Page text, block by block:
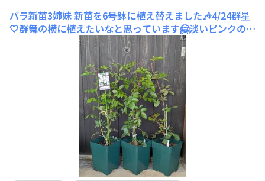
バラ新苗3姉妹新苗を6号鉢に植え替えました🎶4/24群星
🤍群舞の横に植えたいなと思っています🤗淡いピンクのフ
ランシス バーネットはとても人気でなかなか手に入らな
いので、見つけた瞬間ポチりました😆ひらひらとした花び
らが可愛いダフネ今年は株を大きくするため蕾がついても
泣く泣くとる予定です😭結局大苗4つ新苗3つお迎えし